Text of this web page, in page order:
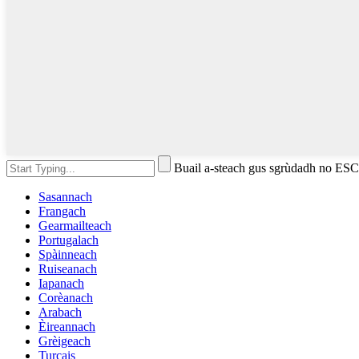
Buail a-steach gus sgrùdadh no
Sasannach
Frangach
Gearmailteach
Portugalach
Spàinneach
Ruiseanach
Iapanach
Corèanach
Arabach
Èireannach
Grèigeach
Turcais